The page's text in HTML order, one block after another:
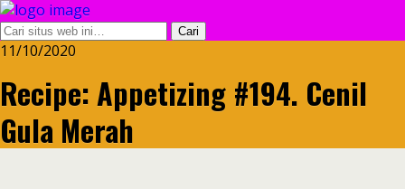
11/10/2020
Recipe: Appetizing #194. Cenil
Gula Merah